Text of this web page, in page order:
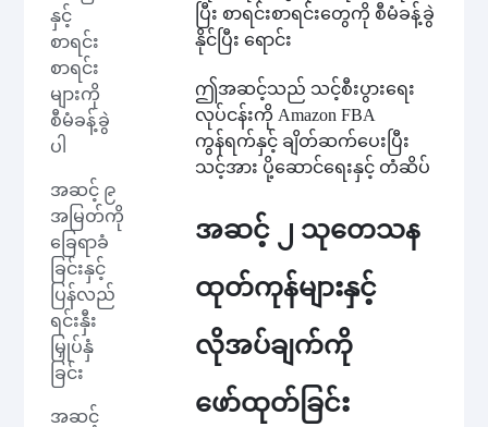
နှင့်
စာရင်း
စာရင်း
များကို
စီမံခန့်ခွဲ
ပါ
အဆင့် ၉
အမြတ်ကို
ခြေရာခံ
ခြင်းနှင့်
ပြန်လည်
ရင်းနှီး
မြှုပ်နှံ
ခြင်း
အဆင့်
ပြီး စာရင်းစာရင်းတွေကို စီမံခန့်ခွဲ
နိုင်ပြီး ရောင်း
ဤအဆင့်သည် သင့်စီးပွားရေး
လုပ်ငန်းကို Amazon FBA
ကွန်ရက်နှင့် ချိတ်ဆက်ပေးပြီး
သင့်အား ပို့ဆောင်ရေးနှင့် တံဆိပ်
အဆင့် ၂ သုတေသန
ထုတ်ကုန်များနှင့်
လိုအပ်ချက်ကို
ဖော်ထုတ်ခြင်း